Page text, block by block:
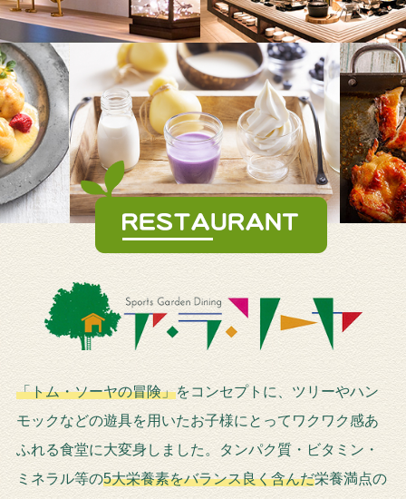
「トム・ソーヤの冒険」をコンセプトに、ツリーやハン
モックなどの遊具を用いたお子様にとってワクワク感あ
ふれる食堂に大変身しました。タンパク質・ビタミン・
ミネラル等の5大栄養素をバランス良く含んだ栄養満点の